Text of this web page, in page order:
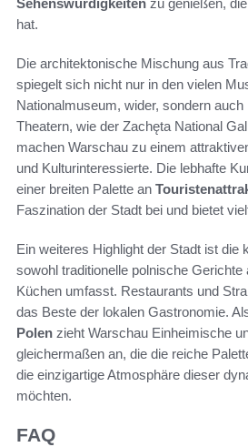
Sehenswürdigkeiten zu genießen,
hat.
Die architektonische Mischung aus
spiegelt sich nicht nur in den vielen
Nationalmuseum, wider, sondern
Theatern, wie der Zachęta National
machen Warschau zu einem
und Kulturinteressierte. Die lebhafte
einer breiten Palette an
Faszination der Stadt bei und bietet
Ein weiteres Highlight der Stadt ist die
sowohl traditionelle polnische Gerichte
Küchen umfasst. Restaurants und
das Beste der lokalen Gastronomie.
Polen zieht Warschau Einheimische
gleichermaßen an, die die reiche
die einzigartige Atmosphäre dieser
möchten.
FAQ